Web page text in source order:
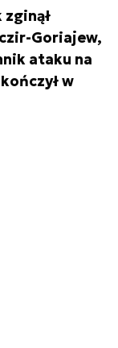
Goriajew,
ataku na
w